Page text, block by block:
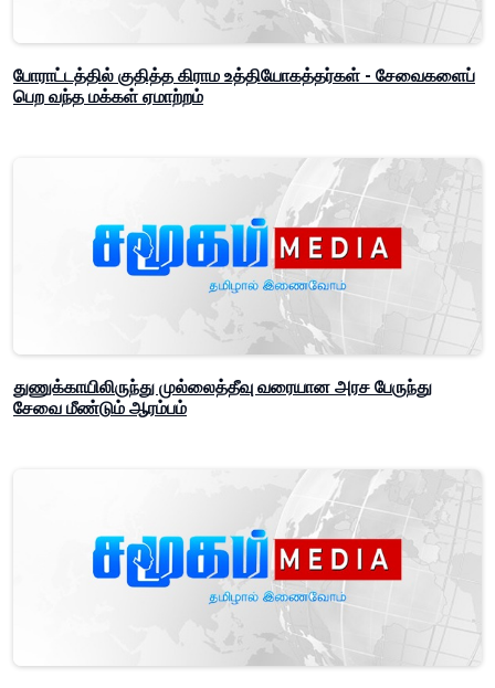
போராட்டத்தில் குதித்த கிராம உத்தியோகத்தர்கள் - சேவைகளைப்
பெற வந்த மக்கள் ஏமாற்றம்
துணுக்காயிலிருந்து முல்லைத்தீவு வரையான அரச பேருந்து
சேவை மீண்டும் ஆரம்பம்